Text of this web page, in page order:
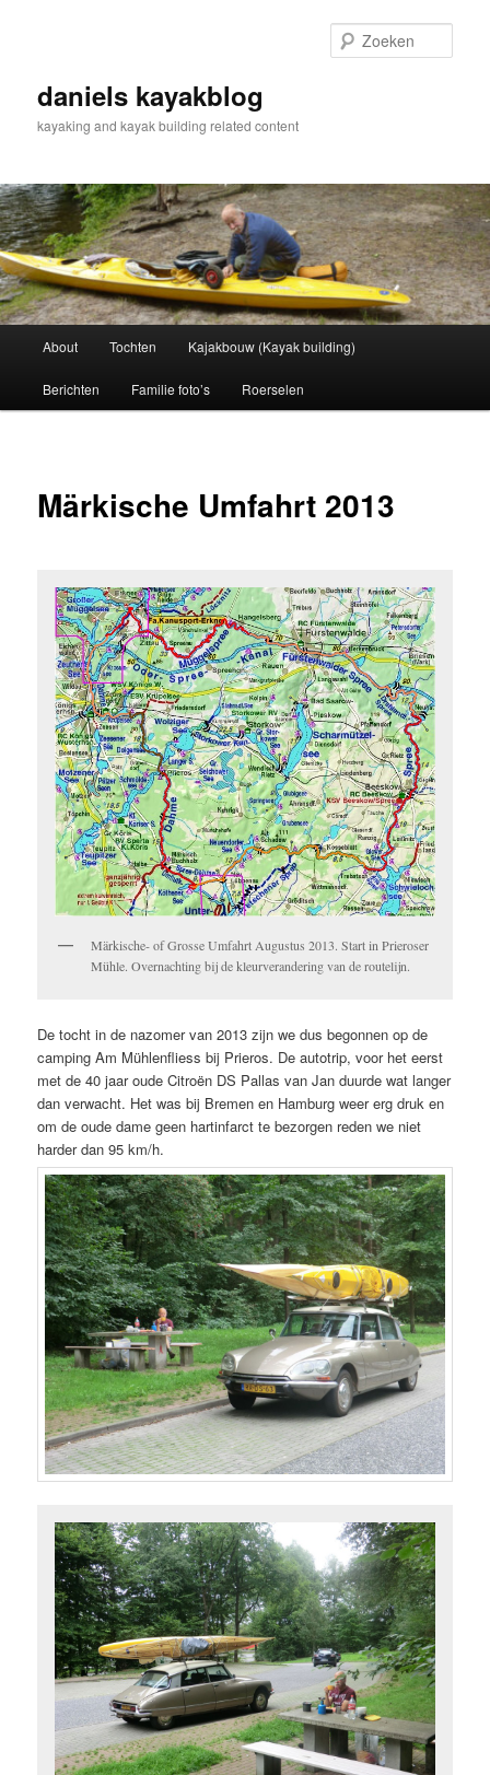
inhouddaniels kayakblog
kayaking and kayak building related content
About Tochten Kajakbouw (Kayak building)
Berichten Familie foto’s Roerselen
Märkische Umfahrt 2013
Märkische- of Grosse Umfahrt Augustus 2013. Start in Prieroser
Mühle. Overnachting bij de kleurverandering van de routelijn.
De tocht in de nazomer van 2013 zijn we dus begonnen op de
camping Am Mühlenfliess bij Prieros. De autotrip, voor het eerst
met de 40 jaar oude Citroën DS Pallas van Jan duurde wat langer
dan verwacht. Het was bij Bremen en Hamburg weer erg druk en
om de oude dame geen hartinfarct te bezorgen reden we niet
harder dan 95 km/h.